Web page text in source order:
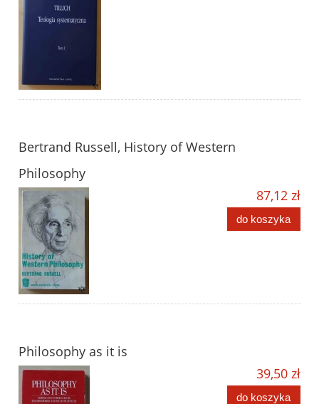
Bertrand Russell, History of Western
Philosophy
87,12 zł
do koszyka
Philosophy as it is
39,50 zł
do koszyka